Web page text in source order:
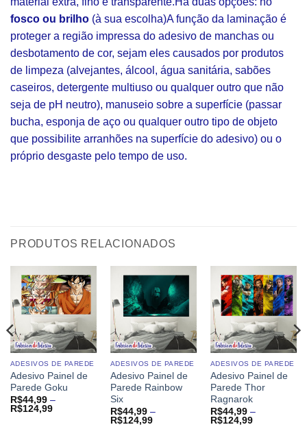
fosco ou brilho (à sua escolha)A função da laminação é
proteger a região impressa do adesivo de manchas ou
desbotamento de cor, sejam eles causados por produtos
de limpeza (alvejantes, álcool, água sanitária, sabões
caseiros, detergente multiuso ou qualquer outro que não
seja de pH neutro), manuseio sobre a superfície (passar
bucha, esponja de aço ou qualquer outro tipo de objeto
que possibilite arranhões na superfície do adesivo) ou o
próprio desgaste pelo tempo de uso.
PRODUTOS RELACIONADOS
ADESIVOS DE PAREDE
Adesivo Painel de
Parede Goku
R$44,99 –
R$124,99Faixa
ADESIVOS DE PAREDE
Adesivo Painel de
Parede Rainbow
Six
R$44,99 –
R$124,99Faixa
ADESIVOS DE PAREDE
Adesivo Painel de
Parede Thor
Ragnarok
R$44,99 –
R$124,99Faixa